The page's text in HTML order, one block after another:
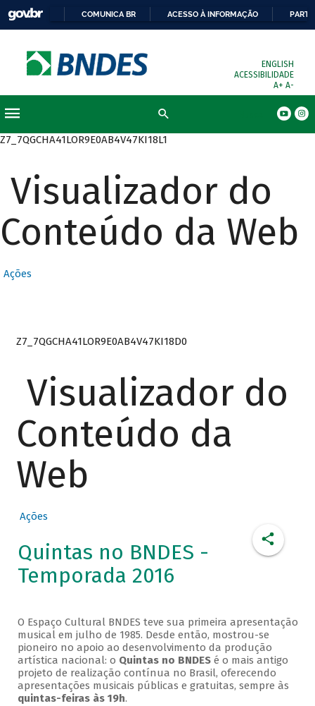
COMUNICA BR ACESSO À INFORMAÇÃO
ENGLISH
ACESSIBILIDADE
A+ A-
Z7_7QGCHA41LOR9E0AB4V47KI18L1
Visualizador do
Conteúdo da Web
Ações
Z7_7QGCHA41LOR9E0AB4V47KI18D0
Visualizador do
Conteúdo da
Web
Ações
Quintas no BNDES -
Temporada 2016
O Espaço Cultural BNDES teve sua primeira apresentação
musical em julho de 1985. Desde então, mostrou-se
pioneiro no apoio ao desenvolvimento da produção
artística nacional: o Quintas no BNDESé o mais antigo
projeto de realização contínua no Brasil, oferecendo
apresentações musicais públicas e gratuitas, sempre às
quintas-feiras às 19h.